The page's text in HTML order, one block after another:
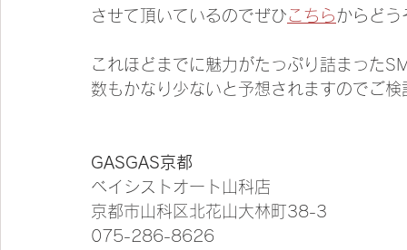
させて頂いているのでぜひこちら からどう
これほどまでに魅力がたっぷり詰まった
数もかなり少ないと予想されますのでご
GASGAS京都
ベイシストオート山科店
京都市山科区北花山大林町38-3
075-286-8626